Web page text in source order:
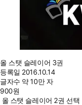
올 스탯 슬레이어 3권
등록일 2016.10.14
글자수 약 10만 자
900원
올 스탯 슬레이어 2권 선택